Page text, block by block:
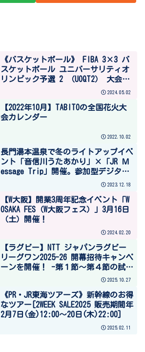
《バスケットボール》 FIBA 3×3 バ
スケットボール ユニバーサリティオ
リンピック予選 2 （UOQT2） 大会出
2024.05.02
【2022年10月】TABITOの全国花火大
会カレンダー
2022.10.02
長門湯本温泉で冬のライトアップイベ
ント「音信川うたあかり」×「JR Ｍ
essage Trip」開催。参加型デジタル
行燈、メッセージラリーにも注目。
2023.12.18
【W大阪】開業3周年記念イベント「W
OSAKA FES（W大阪フェス）」3月16日
（土）開催！
2024.02.20
【ラグビー】NTT ジャパンラグビー
リーグワン2025-26 開幕招待キャンペ
ーンを開催！ -第１節～第４節の試合
に50,000 名様をご招待-（一般社団法
リリース情報）
2025.10.27
《PR・JR東海ツアーズ》新幹線のお得
なツアー[2WEEK SALE2025 販売期間年
2月7日(金)12:00～20日(木)22:00]
2025.02.11